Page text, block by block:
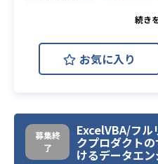
┗施策効
日本外食
さらなる
ストをお
DX戦略に
ジェクト
下記業務
ます。
お気に入り
募集終
了
ExcelVBA/フル
クプロダクト
けるデータエ